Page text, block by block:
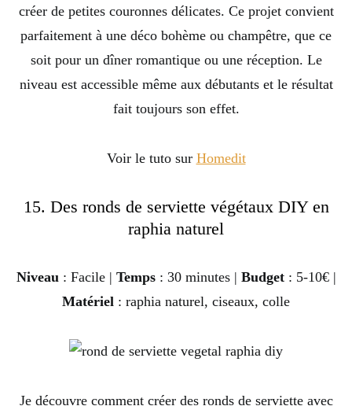
créer de petites couronnes délicates. Ce projet convient
parfaitement à une déco bohème ou champêtre, que ce
soit pour un dîner romantique ou une réception. Le
niveau est accessible même aux débutants et le résultat
fait toujours son effet.
Voir le tuto sur Homedit
15. Des ronds de serviette végétaux DIY en
raphia naturel
Niveau: Facile | Temps: 30 minutes | Budget: 5-10€ |
Matériel : raphia naturel, ciseaux, colle
Je découvre comment créer des ronds de serviette avec